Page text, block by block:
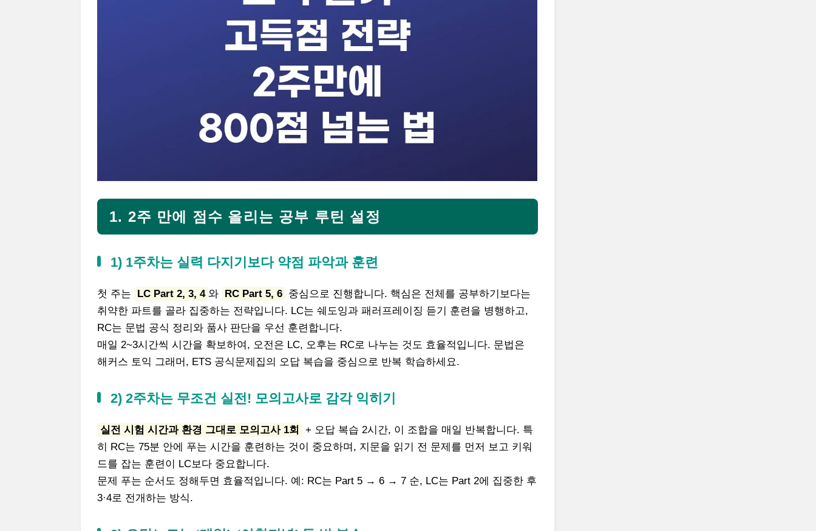
1. 2주 만에 점수 올리는 공부 루틴 설정
1) 1주차는 실력 다지기보다 약점 파악과 훈련
첫 주는 LC Part 2, 3, 4 와 RC Part 5, 6 중심으로 진행합니다. 핵심은 전체를 공부하기보다는
취약한 파트를 골라 집중하는 전략입니다. LC는 쉐도잉과 패러프레이징 듣기 훈련을 병행하고,
RC는 문법 공식 정리와 품사 판단을 우선 훈련합니다.
매일 2~3시간씩 시간을 확보하여, 오전은 LC, 오후는 RC로 나누는 것도 효율적입니다. 문법은
해커스 토익 그래머, ETS 공식문제집의 오답 복습을 중심으로 반복 학습하세요.
2) 2주차는 무조건 실전! 모의고사로 감각 익히기
실전 시험 시간과 환경 그대로 모의고사 1회
+ 오답 복습 2시간, 이 조합을 매일 반복합니다. 특
히 RC는 75분 안에 푸는 시간을 훈련하는 것이 중요하며, 지문을 읽기 전 문제를 먼저 보고 키워
드를 잡는 훈련이 LC보다 중요합니다.
문제 푸는 순서도 정해두면 효율적입니다. 예: RC는 Part 5 → 6 → 7 순, LC는 Part 2에 집중한 후
3·4로 전개하는 방식.